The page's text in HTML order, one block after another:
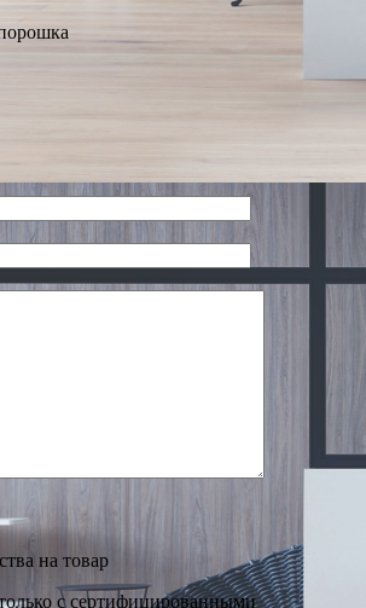
на товар
с сертифицированными